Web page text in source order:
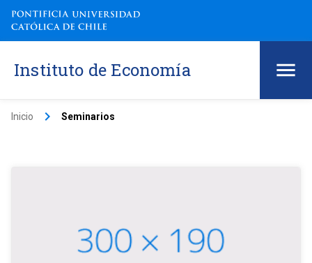
Instituto de Economía
Inicio keyboard_arrow_right Seminarios